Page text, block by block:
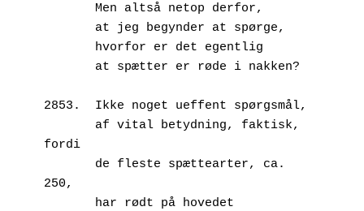
       Men altså netop derfor,
       at jeg begynder at spørge,
       hvorfor er det egentlig
       at spætter er røde i nakken?
2853.  Ikke noget ueffent spørgsmål,
fordi
250,
       har rødt på hovedet